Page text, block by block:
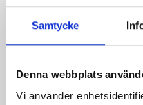
Samtycke
Denna webbplats
Vi använder